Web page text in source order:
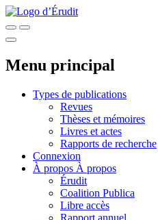
Menu principal
Types de publications
Revues
Thèses et mémoires
Livres et actes
Rapports de recherche
Connexion
À propos À propos
Érudit
Coalition Publica
Libre accès
Rapport annuel